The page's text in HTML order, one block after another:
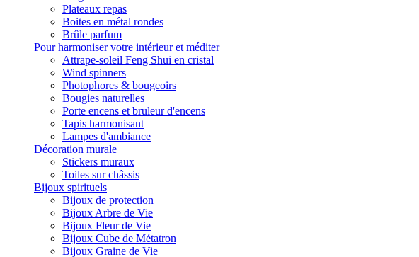
Plateaux repas
Boites en métal rondes
Brûle parfum
Pour harmoniser votre intérieur et méditer
Attrape-soleil Feng Shui en cristal
Wind spinners
Photophores & bougeoirs
Bougies naturelles
Porte encens et bruleur d'encens
Tapis harmonisant
Lampes d'ambiance
Décoration murale
Stickers muraux
Toiles sur châssis
Bijoux spirituels
Bijoux de protection
Bijoux Arbre de Vie
Bijoux Fleur de Vie
Bijoux Cube de Métatron
Bijoux Graine de Vie